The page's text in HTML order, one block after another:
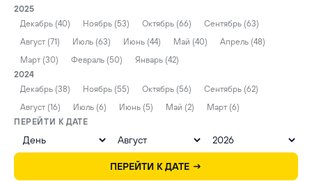
2025
Декабрь (40)
Ноябрь (53) Октябрь (66)
Сентябрь (63)
Август (71)
Июль (63) Июнь (44) Май (40)
Апрель (48)
Март (30)
Февраль (50)
Январь (42)
2024
Декабрь (38)
Ноябрь (55) Октябрь (56)
Сентябрь (62)
Август (16)
Июль (6) Июнь (5) Май (2)
Март (6)
ПЕРЕЙТИ К ДАТЕ
ПЕРЕЙТИ К ДАТЕ →